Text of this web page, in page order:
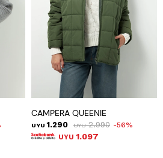
CAMPERA QUEENIE
UYU 1.290 UYU 2.990 56
UYU 1.097